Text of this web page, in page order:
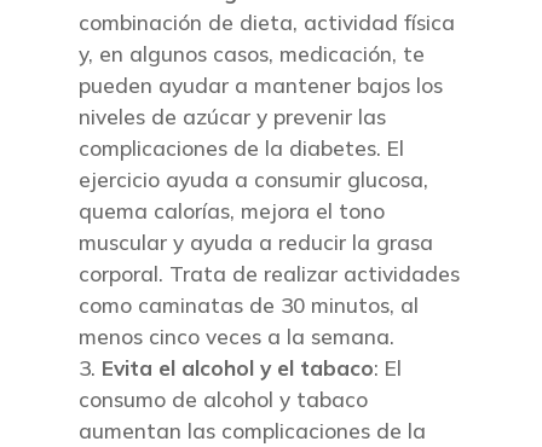
combinación de dieta, actividad física
y, en algunos casos, medicación, te
pueden ayudar a mantener bajos los
niveles de azúcar y prevenir las
complicaciones de la diabetes. El
ejercicio ayuda a consumir glucosa,
quema calorías, mejora el tono
muscular y ayuda a reducir la grasa
corporal. Trata de realizar actividades
como caminatas de 30 minutos, al
menos cinco veces a la semana.
Evita el alcohol y el tabaco: El
consumo de alcohol y tabaco
aumentan las complicaciones de la